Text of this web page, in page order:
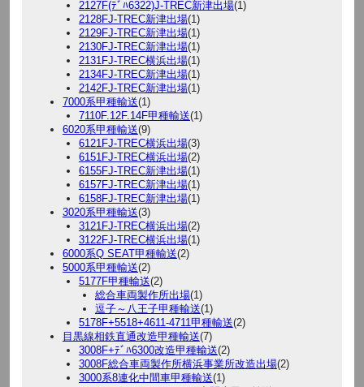
2127F(ﾃﾞﾊ6322)J-TREC新津出場(1)
2128FJ-TREC新津出場(1)
2129FJ-TREC新津出場(1)
2130FJ-TREC新津出場(1)
2131FJ-TREC横浜出場(1)
2134FJ-TREC新津出場(1)
2142FJ-TREC新津出場(1)
7000系甲種輸送(1)
7110F.12F.14F甲種輸送(1)
6020系甲種輸送(9)
6121FJ-TREC横浜出場(3)
6151FJ-TREC横浜出場(2)
6155FJ-TREC新津出場(1)
6157FJ-TREC新津出場(1)
6158FJ-TREC新津出場(1)
3020系甲種輸送(3)
3121FJ-TREC横浜出場(2)
3122FJ-TREC横浜出場(1)
6000系Q SEAT甲種輸送(2)
5000系甲種輸送(2)
5177F甲種輸送(2)
総合車両製作所出場(1)
逗子～八王子甲種輸送(1)
5178F+5518+4611-4711甲種輸送(2)
目黒線相鉄直通改造甲種輸送(7)
3008F+ﾃﾞﾊ6300改造甲種輸送(2)
3008F総合車両製作所横浜事業所改造出場(2)
3000系8連化中間車甲種輸送(1)